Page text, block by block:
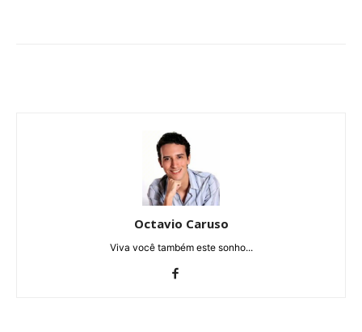
Octavio Caruso
Viva você também este sonho...